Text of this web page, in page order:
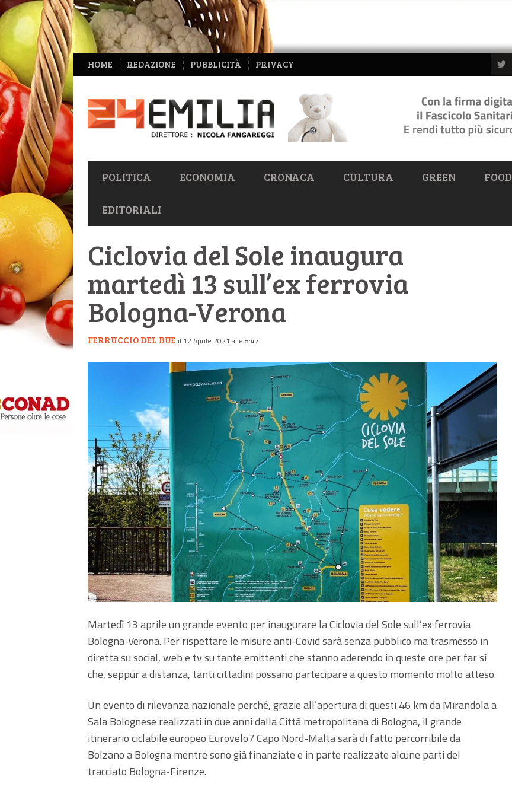
NAVIGAZIONE
SECONDARIA
HOME REDAZIONE PUBBLICITÀ PRIVACY
NAVIGAZIONE
PRIMARIA
POLITICA ECONOMIA CRONACA CULTURA GREEN FOOD
EDITORIALI
Ciclovia del Sole inaugura
martedì 13 sull’ex ferrovia
Bologna-Verona
FERRUCCIO DEL BUE il 12 Aprile 2021 alle 8:47
Martedì 13 aprile un grande evento per inaugurare la Ciclovia del Sole sull’ex ferrovia
Bologna-Verona. Per rispettare le misure anti-Covid sarà senza pubblico ma trasmesso in
diretta su social, web e tv su tante emittenti che stanno aderendo in queste ore per far sì
che, seppur a distanza, tanti cittadini possano partecipare a questo momento molto atteso.
Un evento di rilevanza nazionale perché, grazie all’apertura di questi 46 km da Mirandola a
Sala Bolognese realizzati in due anni dalla Città metropolitana di Bologna, il grande
itinerario ciclabile europeo Eurovelo7 Capo Nord-Malta sarà di fatto percorribile da
Bolzano a Bologna mentre sono già finanziate e in parte realizzate alcune parti del
tracciato Bologna-Firenze.